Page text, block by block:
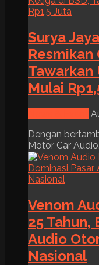
Surya
Resmikan
Mulai
Dengan
Motor Car
Venom
25 Tahun,
Audio
Nasional